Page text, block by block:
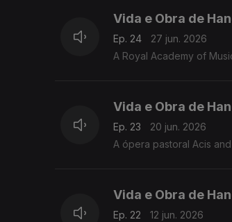
Vida e Obra de
Ep. 24
27 jun. 2026
A Royal Academy of
Vida e Obra de
Ep. 23
20 jun. 2026
A ópera pastoral Acis and
Vida e Obra de
Ep. 22
12 jun. 2026